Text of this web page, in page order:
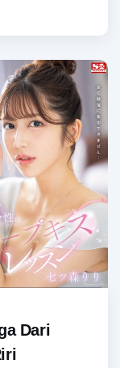
Dari